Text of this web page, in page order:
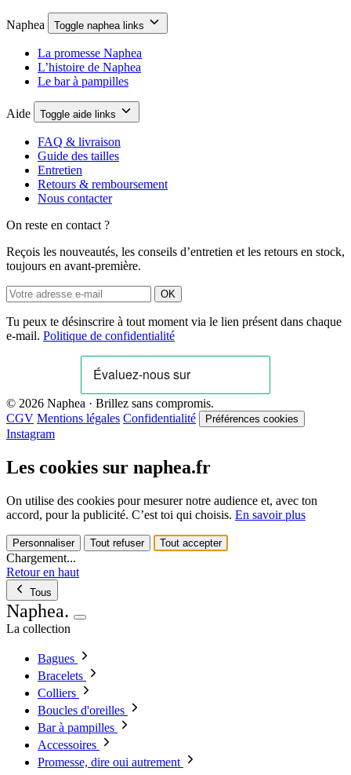
Naphea Toggle naphea links
La promesse Naphea
L’histoire de Naphea
Le bar à pampilles
Aide Toggle aide links
FAQ & livraison
Guide des tailles
Entretien
Retours & remboursement
Nous contacter
On reste en contact ?
Reçois les nouveautés, les conseils d’entretien et les retours en stock,
toujours en avant-première.
OK
Tu peux te désinscrire à tout moment via le lien présent dans chaque
e-mail. Politique de confidentialité
© 2026 Naphea · Brillez sans compromis.
CGV Mentions légales Confidentialité Préférences cookies
Instagram
Les cookies sur naphea.fr
On utilise des cookies pour mesurer notre audience et, avec ton
accord, pour la publicité. C’est toi qui choisis. En savoir plus
Personnaliser Tout refuser Tout accepter
Chargement...
Retour en haut
Tous
Naphea.
La collection
Bagues
Bracelets
Colliers
Boucles d'oreilles
Bar à pampilles
Accessoires
Promesse, dire oui autrement